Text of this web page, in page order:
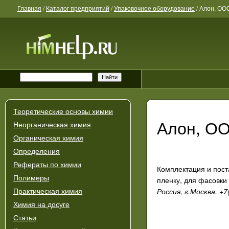
Главная /Каталог предприятий /Упаковочное оборудование /Алон,
Теоретические основы химии
Неорганическая химия
Органическая химия
Определения
Рефераты по химии
Полимеры
Практическая химия
Химия на досуге
Статьи
Алон,
Комплектация и
пленку, для фасовки
Россия, г.Москва,